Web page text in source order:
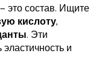
это состав. Ищите
кислоту,
. Эти
и